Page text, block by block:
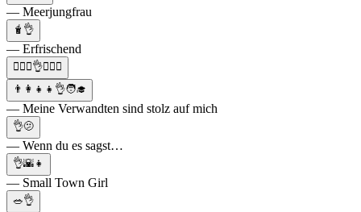
— Meerjungfrau
🧋👌
— Erfrischend
🙆🏻‍♀️👌🤷🏻‍♀️
👨‍👩‍👧‍👧👌🧑‍🎓
— Meine Verwandten sind stolz auf mich
👌🫤
— Wenn du es sagst…
👌🌇👧
— Small Town Girl
🥗👌